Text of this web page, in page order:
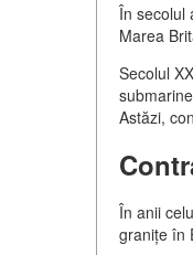
În secolul
Marea
Secolul
Astăzi,
În anii
granițe în